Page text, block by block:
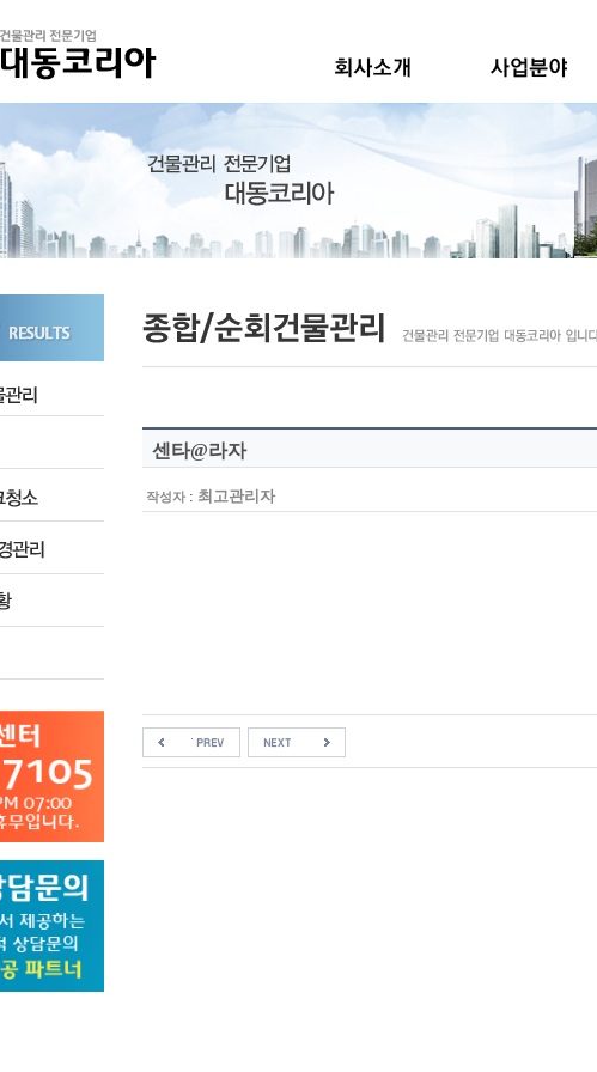
센타@라자
작성자 : 최고관리자